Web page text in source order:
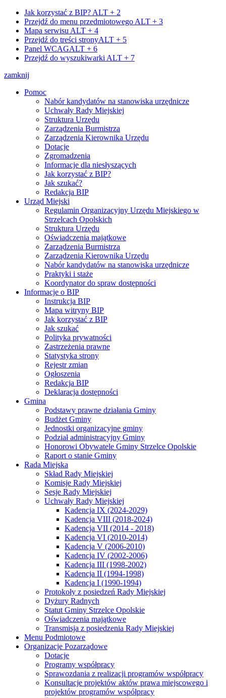
Jak korzystać z BIP? ALT + 2
Przejdź do menu przedmiotowego ALT + 3
Mapa serwisu ALT + 4
Przejdź do treści stronyALT + 5
Panel WCAGALT + 6
Przejdź do wyszukiwarki ALT + 7
zamknij
Pomoc
Nabór kandydatów na stanowiska urzędnicze
Uchwały Rady Miejskiej
Struktura Urzędu
Zarządzenia Burmistrza
Zarządzenia Kierownika Urzędu
Dotacje
Zgromadzenia
Informacje dla niesłyszących
Jak korzystać z BIP?
Jak szukać?
Redakcja BIP
Urząd Miejski
Regulamin Organizacyjny Urzędu Miejskiego w
Strzelcach Opolskich
Struktura Urzędu
Oświadczenia majątkowe
Zarządzenia Burmistrza
Zarządzenia Kierownika Urzędu
Nabór kandydatów na stanowiska urzędnicze
Praktyki i staże
Koordynator do spraw dostępności
Informacje o BIP
Instrukcja BIP
Mapa witryny BIP
Jak korzystać z BIP
Jak szukać
Polityka prywatności
Zastrzeżenia prawne
Statystyka strony
Rejestr zmian
Ogłoszenia
Redakcja BIP
Deklaracja dostępności
Gmina
Podstawy prawne działania Gminy
Budżet Gminy
Jednostki organizacyjne gminy
Podział administracyjny Gminy
Honorowi Obywatele Gminy Strzelce Opolskie
Raport o stanie Gminy
Rada Miejska
Skład Rady Miejskiej
Komisje Rady Miejskiej
Sesje Rady Miejskiej
Uchwały Rady Miejskiej
Kadencja IX (2024-2029)
Kadencja VIII (2018-2024)
Kadencja VII (2014 - 2018)
Kadencja VI (2010-2014)
Kadencja V (2006-2010)
Kadencja IV (2002-2006)
Kadencja III (1998-2002)
Kadencja II (1994-1998)
Kadencja I (1990-1994)
Protokoły z posiedzeń Rady Miejskiej
Dyżury Radnych
Statut Gminy Strzelce Opolskie
Oświadczenia majątkowe
Transmisja z posiedzenia Rady Miejskiej
Menu Podmiotowe
Organizacje Pozarządowe
Dotacje
Programy współpracy
Sprawozdania z realizacji programów współpracy
Konsultacje projektów aktów prawa miejscowego i
projektów programów współpracy